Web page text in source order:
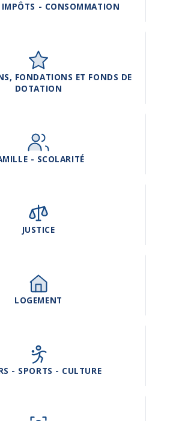
- CONSOMMATION
FONDATIONS ET FONDS DE
DOTATION
- SCOLARITÉ
JUSTICE
LOGEMENT
- SPORTS - CULTURE